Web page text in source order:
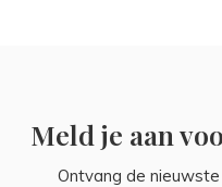
Meld je aan
Ontvang de